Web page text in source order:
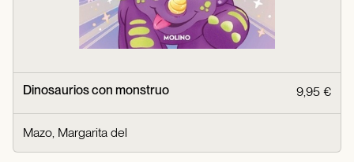
Dinosaurios con monstruo 9,95 €
Mazo, Margarita del